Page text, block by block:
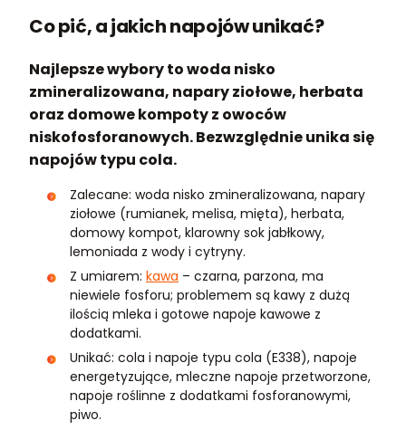
Co pić, a jakich napojów unikać?
Najlepsze wybory to woda nisko
zmineralizowana, napary ziołowe, herbata
oraz domowe kompoty z owoców
niskofosforanowych. Bezwzględnie unika się
napojów typu cola.
Zalecane: woda nisko zmineralizowana, napary
ziołowe (rumianek, melisa, mięta), herbata,
domowy kompot, klarowny sok jabłkowy,
lemoniada z wody i cytryny.
Z umiarem: kawa – czarna, parzona, ma
niewiele fosforu; problemem są kawy z dużą
ilością mleka i gotowe napoje kawowe z
dodatkami.
Unikać: cola i napoje typu cola (E338), napoje
energetyzujące, mleczne napoje przetworzone,
napoje roślinne z dodatkami fosforanowymi,
piwo.